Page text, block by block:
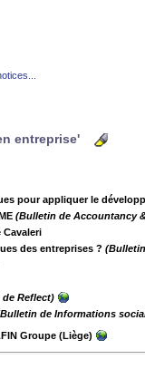
entreprise'
pour appliquer le
(Bulletin de Accountancy
Cavaleri
des entreprises ?
Reflect)
de Informations
Groupe (Liège)